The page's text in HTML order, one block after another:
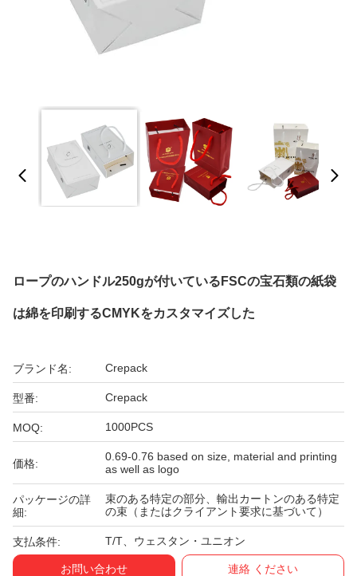
ロープのハンドル250gが付いているFSCの宝石類の紙袋
は綿を印刷するCMYKをカスタマイズした
ブランド名: Crepack
型番: Crepack
MOQ: 1000PCS
価格:
0.69-0.76 based on size, material and printing
as well as logo
パッケージの詳
細:
束のある特定の部分、輸出カートンのある特定
の束（またはクライアント要求に基づいて）
支払条件: T/T、ウェスタン・ユニオン
お問い合わせ 連絡 ください